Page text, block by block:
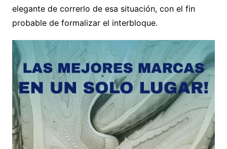
elegante de correrlo de esa situación, con el fin
probable de formalizar el interbloque.